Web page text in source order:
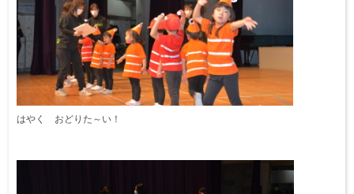
はやく おどりた～い！